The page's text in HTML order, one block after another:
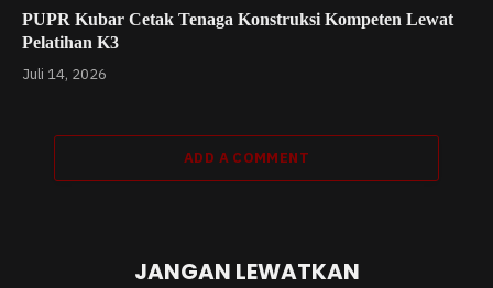
PUPR Kubar Cetak Tenaga Konstruksi Kompeten Lewat
Pelatihan K3
Juli 14, 2026
ADD A COMMENT
JANGAN LEWATKAN